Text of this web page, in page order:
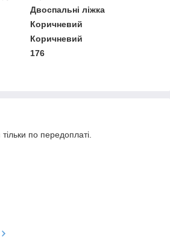
Двоспальні ліжка
Коричневий
Коричневий
176
по передоплаті.